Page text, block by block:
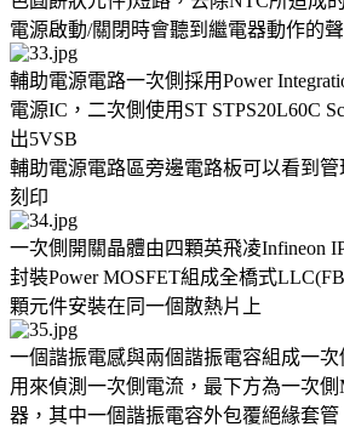
電源啟動/關閉時會聽到繼電器動作的
輔助電源電路一次側採用Power
電源IC，二次側使用ST STPS20L60C
出5VSB
輔助電源電路區旁邊電路板可以看到
刻印
一次側開關晶體由四顆英飛凌Infineon
封裝Power MOSFET組成全橋式
顆元件安裝在同一個散熱片上
一個諧振電感與兩個諧振電容組成一
用來偵測一次側電流，最下方為一次
器，其中一個諧振電容外包覆絕緣套